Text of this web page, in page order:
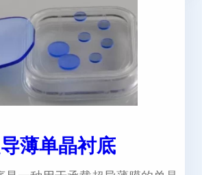
薄单晶衬底